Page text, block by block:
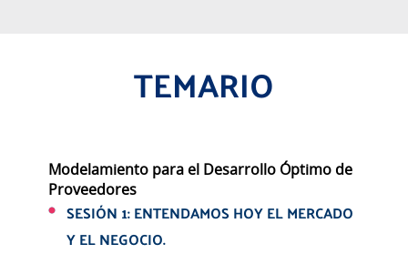
TEMARIO
Modelamiento para el Desarrollo Óptimo de
Proveedores
SESIÓN 1: ENTENDAMOS HOY EL MERCADO
Y EL NEGOCIO.